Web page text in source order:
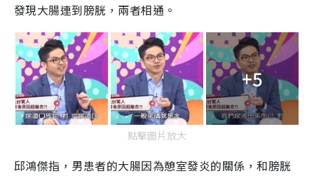
發現大腸連到膀胱，兩者相通。
+5
點擊圖片放大
邱鴻傑指，男患者的大腸因為憩室發炎的關係，和膀胱